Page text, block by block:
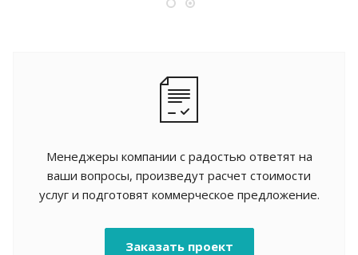
Менеджеры компании с радостью ответят на
ваши вопросы, произведут расчет стоимости
услуг и подготовят коммерческое предложение.
Заказать проект